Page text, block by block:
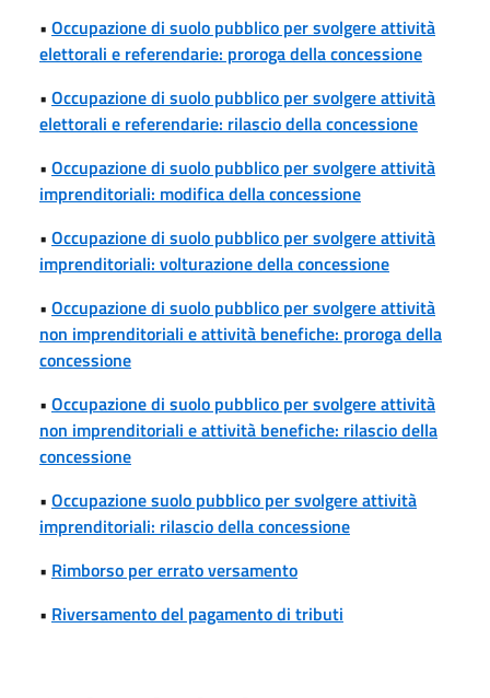
• Occupazione di suolo pubblico per svolgere attività
elettorali e referendarie: proroga della concessione
• Occupazione di suolo pubblico per svolgere attività
elettorali e referendarie: rilascio della concessione
• Occupazione di suolo pubblico per svolgere attività
imprenditoriali: modifica della concessione
• Occupazione di suolo pubblico per svolgere attività
imprenditoriali: volturazione della concessione
• Occupazione di suolo pubblico per svolgere attività
non imprenditoriali e attività benefiche: proroga della
concessione
• Occupazione di suolo pubblico per svolgere attività
non imprenditoriali e attività benefiche: rilascio della
concessione
• Occupazione suolo pubblico per svolgere attività
imprenditoriali: rilascio della concessione
• Rimborso per errato versamento
• Riversamento del pagamento di tributi